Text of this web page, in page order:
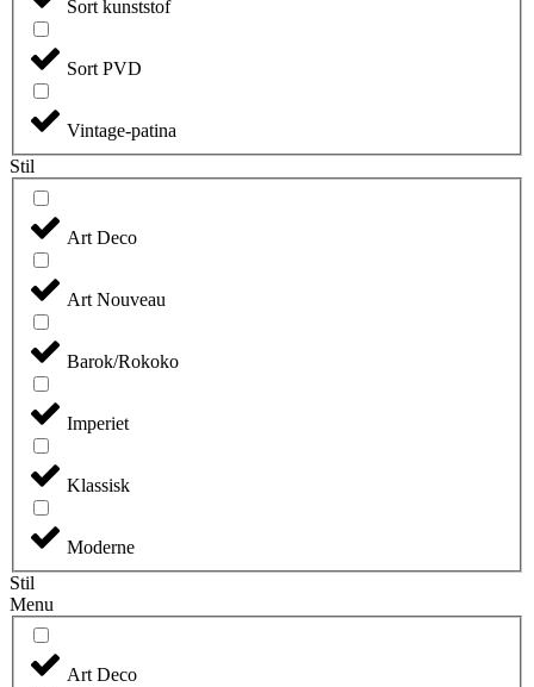
Sort kunststof
Sort PVD
Vintage-patina
Stil
Art Deco
Art Nouveau
Barok/Rokoko
Imperiet
Klassisk
Moderne
Stil
Menu
Art Deco